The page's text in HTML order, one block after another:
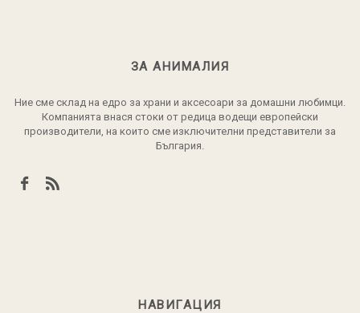
ЗА АНИМАЛИЯ
Ние сме склад на едро за храни и аксесоари за домашни любимци.
Компанията внася стоки от редица водещи европейски
производители, на които сме изключителни представители за
България.
НАВИГАЦИЯ